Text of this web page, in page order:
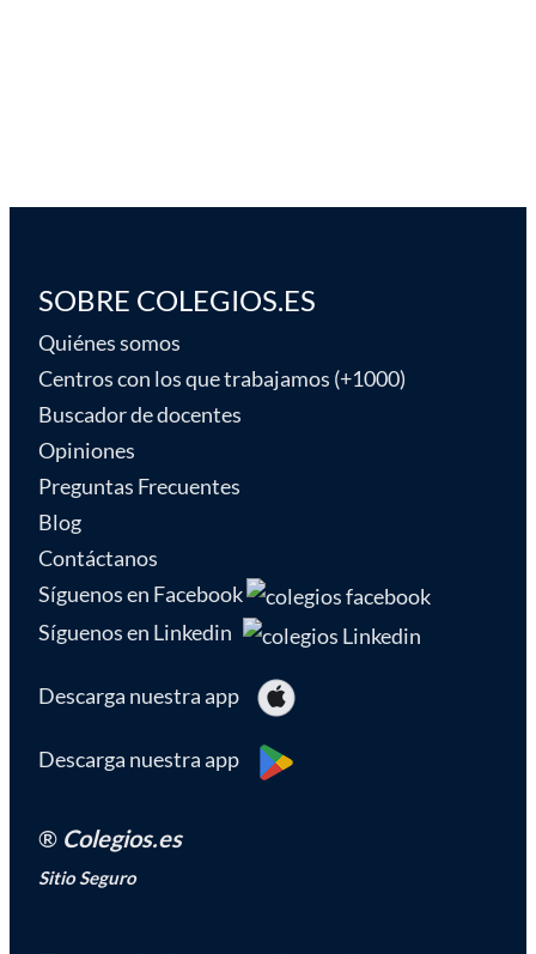
SOBRE COLEGIOS.ES
Quiénes somos
Centros con los que trabajamos (+1000)
Buscador de docentes
Opiniones
Preguntas Frecuentes
Blog
Contáctanos
Síguenos en Facebook
Síguenos en Linkedin
Descarga nuestra app
Descarga nuestra app
® Colegios.es
Sitio Seguro